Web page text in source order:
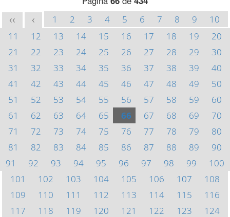
<< < 1 2 3 4 5 6 7 8 9
10
11
12 13 14 15 16 17 18 19
20
21
22 23 24 25 26 27 28 29
30
31
32 33 34 35 36 37 38 39
40
41
42 43 44 45 46 47 48 49
50
51
52 53 54 55 56 57 58 59
60
61
62 63 64 65 66 67 68 69
70
71
72 73 74 75 76 77 78 79
80
81
82 83 84 85 86 87 88 89
90
91
92 93 94 95 96 97 98 99
100
101
102 103 104 105 106 107
108
109
110 111 112 113 114 115
116
117
118 119 120 121 122 123
124